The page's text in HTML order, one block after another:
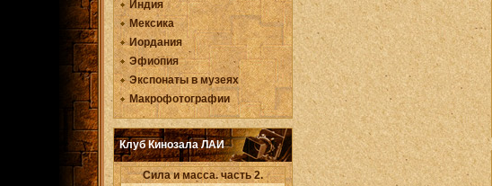
Индия
Мексика
Иордания
Эфиопия
Экспонаты в музеях
Макрофотографии
Клуб Кинозала ЛАИ
Сила и масса. часть 2.